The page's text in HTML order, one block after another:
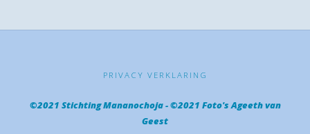
PRIVACY VERKLARING
©2021 Stichting Mananochoja - ©2021 Foto's Ageeth van
Geest